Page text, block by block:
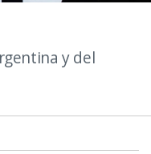
y del